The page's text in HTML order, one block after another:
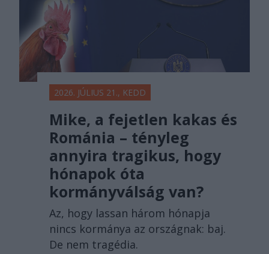
2026. JÚLIUS 21., KEDD
Mike, a fejetlen kakas és
Románia – tényleg
annyira tragikus, hogy
hónapok óta
kormányválság van?
Az, hogy lassan három hónapja
nincs kormánya az országnak: baj.
De nem tragédia.